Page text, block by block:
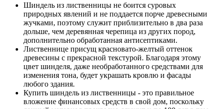
Шиндель из лиственницы не боится суровых
природных явлений и не поддается порче древесными
жучками, поэтому служит приблизительно в два раза
дольше, чем деревянная черепица из других пород,
дополнительно обработанная антисептиками.
Лиственнице присущ красновато-желтый оттенок
древесины с прекрасной текстурой. Благодаря этому
цвет шинделя, даже необработанного средствами для
изменения тона, будет украшать кровлю и фасады
любого здания.
Купить шиндель из лиственницы - это правильное
вложение финансовых средств в свой дом, поскольку